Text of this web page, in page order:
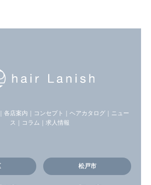
各店案内 コンセプト ヘアカタログ
ニュー
ス
コラム 求人情報
松戸市